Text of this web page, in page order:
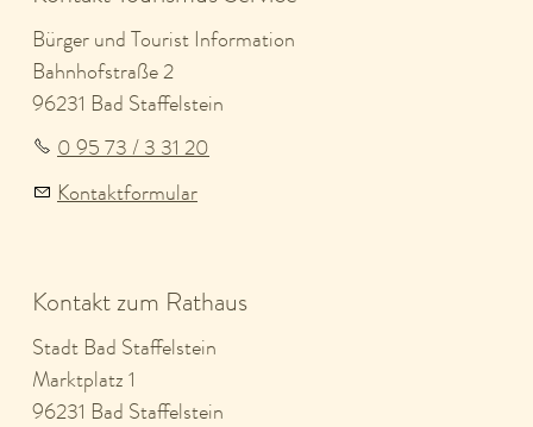
Bürger und Tourist Information
Bahnhofstraße 2
96231 Bad Staffelstein
0 95 73 / 3 31 20
Kontaktformular
Kontakt zum Rathaus
Stadt Bad Staffelstein
Marktplatz 1
96231 Bad Staffelstein